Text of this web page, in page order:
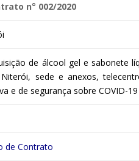
n° 002/2020
de álcool gel e sabonete
sede e anexos,
e de segurança sobre COVID-
de Contrato